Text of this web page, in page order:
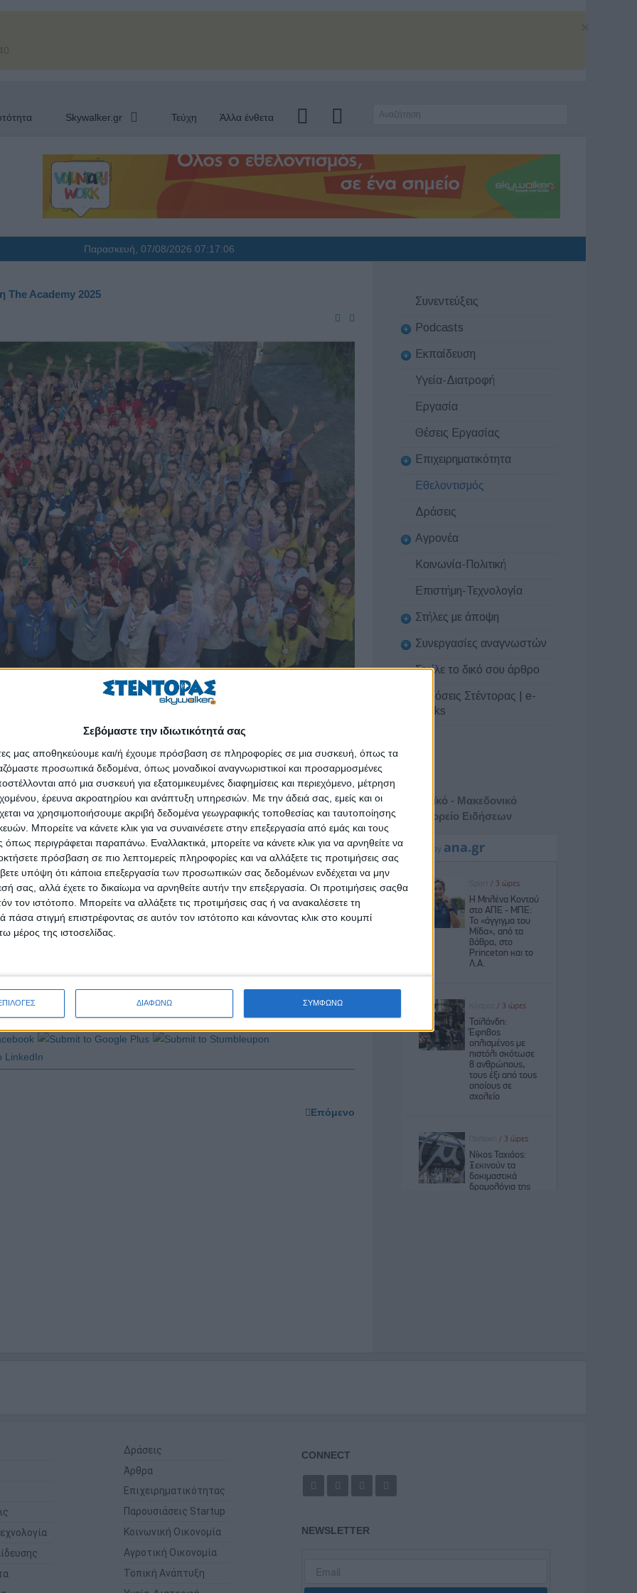
Σεβόμαστε την ιδιωτικότητά σας
μας αποθηκεύουμε και/ή έχουμε πρόσβαση σε πληροφορίες σε μια συσκευή, όπως τα
προσωπικά δεδομένα, όπως μοναδικοί αναγνωριστικοί και προσαρμοσμένες
από μια συσκευή για εξατομικευμένες διαφημίσεις και περιεχόμενο, μέτρηση
έρευνα ακροατηρίου και ανάπτυξη υπηρεσιών. Με την άδειά σας, εμείς και οι
να χρησιμοποιήσουμε ακριβή δεδομένα γεωγραφικής τοποθεσίας και ταυτοποίησης
Μπορείτε να κάνετε κλικ για να συναινέσετε στην επεξεργασία από εμάς και τους
περιγράφεται παραπάνω. Εναλλακτικά, μπορείτε να κάνετε κλικ για να αρνηθείτε να
πρόσβαση σε πιο λεπτομερείς πληροφορίες και να αλλάξετε τις προτιμήσεις σας
υπόψη ότι κάποια επεξεργασία των προσωπικών σας δεδομένων ενδέχεται να μην
σας, αλλά έχετε το δικαίωμα να αρνηθείτε αυτήν την επεξεργασία. Οι προτιμήσεις σαςθα
τον ιστότοπο. Μπορείτε να αλλάξετε τις προτιμήσεις σας ή να ανακαλέσετε τη
στιγμή επιστρέφοντας σε αυτόν τον ιστότοπο και κάνοντας κλικ στο κουμπί
μέρος της ιστοσελίδας.
ΔΙΑΦΩΝΩ ΣΥΜΦΩΝΩ
Skywalker.gr Τεύχη Άλλα ένθετα
Παρασκευή, 07/08/2026 07:17:07
The Academy 2025
2025, στην Κόρινθο, στην οποία συμμετείχαν 233 Οδηγοί και
αποστολή, αποτελούμενη από μέλη του Διοικητικού Συμβουλίου, των
καθώς και 3 Περιφερειακές Εφόρους, που παρακολούθησαν
στους ρόλους τους,
ομάδα του Academy 2025, μεταξύ των οποίων και 2 μέλη μας που
ως Listening Ears, αποκτώντας έτσι πολύτιμη γνώση,
μέσω των ρόλων τους στην Europe Region και στη WAGGGS.
Εργίνα Μισιακού.
Επόμενο
Συνεντεύξεις
Podcasts
Εκπαίδευση
Υγεία-Διατροφή
Εργασία
Θέσεις Εργασίας
Επιχειρηματικότητα
Εθελοντισμός
Δράσεις
Αγρονέα
Κοινωνία-Πολιτική
Επιστήμη-Τεχνολογία
Στήλες με άποψη
Συνεργασίες αναγνωστών
Στείλε το δικό σου άρθρο
Εκδόσεις Στέντορας | e-
books
Αθηναϊκό - Μακεδονικό
Πρακτορείο Ειδήσεων
Δράσεις
Άρθρα
Επιχειρηματικότητας
Παρουσιάσεις Startup
Κοινωνική Οικονομία
Αγροτική Οικονομία
Τοπική Ανάπτυξη
CONNECT
NEWSLETTER